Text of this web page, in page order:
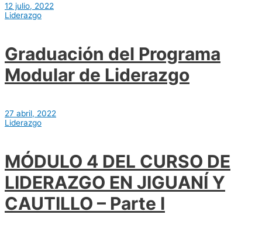
12 julio, 2022
Liderazgo
Graduación del Programa
Modular de Liderazgo
27 abril, 2022
Liderazgo
MÓDULO 4 DEL CURSO DE
LIDERAZGO EN JIGUANÍ Y
CAUTILLO – Parte I